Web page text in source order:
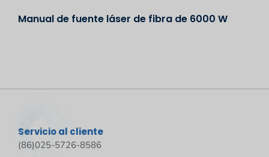
Manual de fuente láser de fibra de 6000 W
Servicio al cliente
(86)025-5726-8586